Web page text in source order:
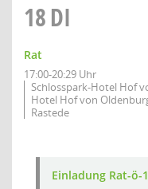
18DI
Rat
17:00-20:29 Uhr
Schlosspark-Hotel Hof
Hotel Hof von
Rastede
Einladung Rat-ö-